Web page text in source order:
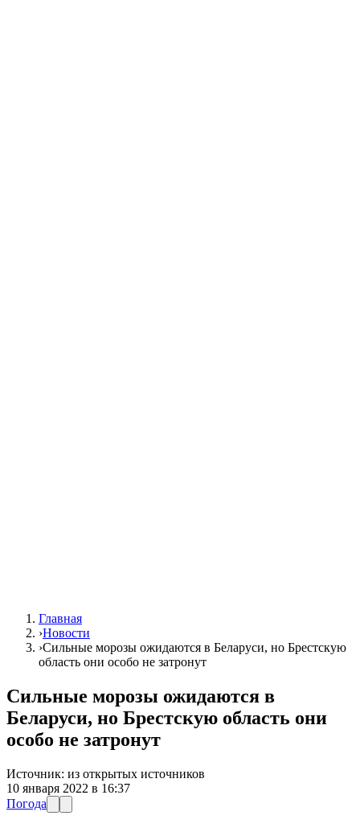
Главная
›Новости
›Сильные морозы ожидаются в Беларуси, но Брестскую
область они особо не затронут
Сильные морозы ожидаются в
Беларуси, но Брестскую область они
особо не затронут
Источник: из открытых источников
10 января 2022 в 16:37
Погода